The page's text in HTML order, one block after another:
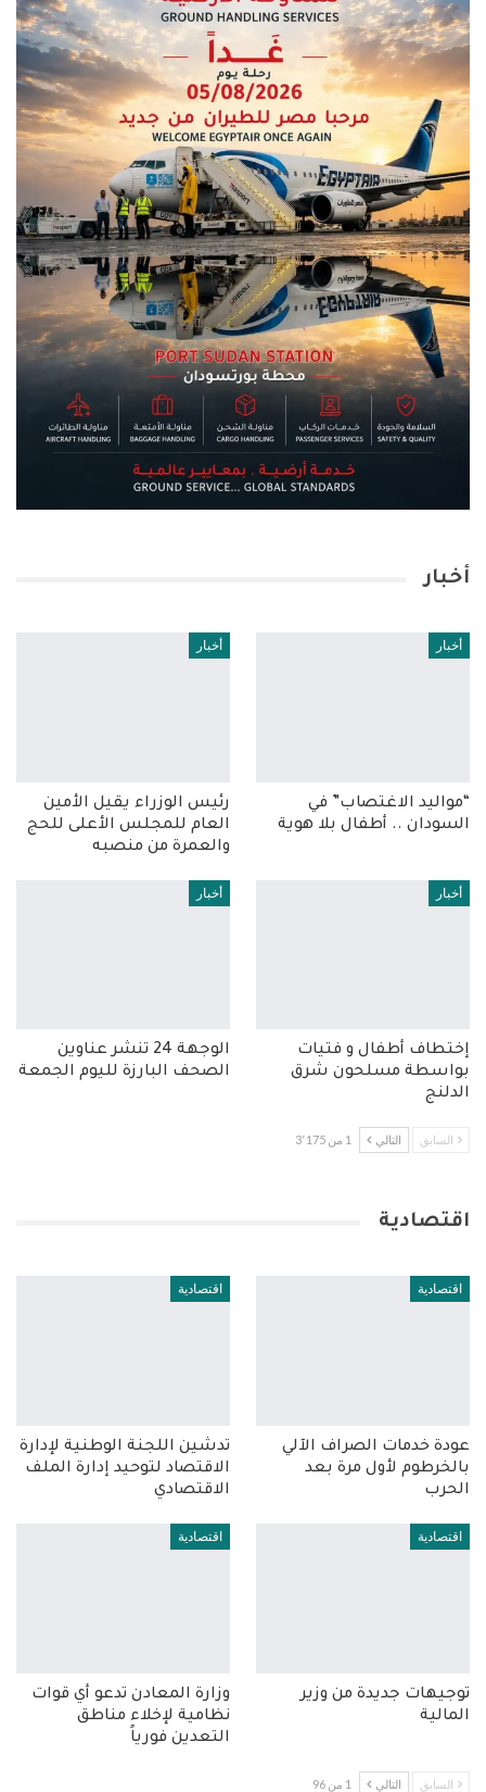
أخبار
أخبار
“مواليد الاغتصاب” في
السودان .. أطفال بلا هوية
أخبار
رئيس الوزراء يقيل الأمين
العام للمجلس الأعلى للحج
والعمرة من منصبه
أخبار
إختطاف أطفال و فتيات
بواسطة مسلحون شرق
الدلنج
أخبار
الوجهة 24 تنشر عناوين
الصحف البارزة لليوم الجمعة
السابق التالي 1 من 3٬175
اقتصادية
اقتصادية
عودة خدمات الصراف الآلي
بالخرطوم لأول مرة بعد
الحرب
اقتصادية
تدشين اللجنة الوطنية لإدارة
الاقتصاد لتوحيد إدارة الملف
الاقتصادي
اقتصادية
توجيهات جديدة من وزير
المالية
اقتصادية
وزارة المعادن تدعو أي قوات
نظامية لإخلاء مناطق
التعدين فورياً
السابق التالي 1 من 96